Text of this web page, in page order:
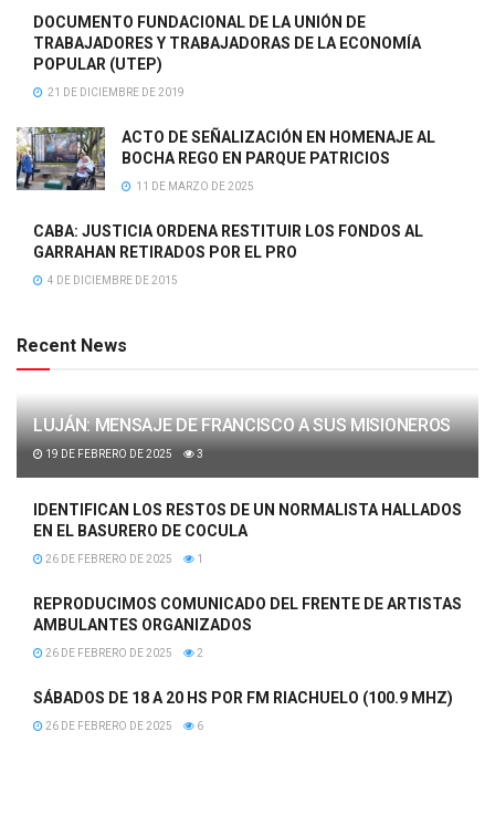
DOCUMENTO FUNDACIONAL DE LA UNIÓN DE
TRABAJADORES Y TRABAJADORAS DE LA ECONOMÍA
POPULAR (UTEP)
21 DE DICIEMBRE DE 2019
ACTO DE SEÑALIZACIÓN EN HOMENAJE AL
BOCHA REGO EN PARQUE PATRICIOS
11 DE MARZO DE 2025
CABA: JUSTICIA ORDENA RESTITUIR LOS FONDOS AL
GARRAHAN RETIRADOS POR EL PRO
4 DE DICIEMBRE DE 2015
Recent News
LUJÁN: MENSAJE DE FRANCISCO A SUS MISIONEROS
19 DE FEBRERO DE 2025 3
IDENTIFICAN LOS RESTOS DE UN NORMALISTA HALLADOS
EN EL BASURERO DE COCULA
26 DE FEBRERO DE 2025 1
REPRODUCIMOS COMUNICADO DEL FRENTE DE ARTISTAS
AMBULANTES ORGANIZADOS
26 DE FEBRERO DE 2025 2
SÁBADOS DE 18 A 20 HS POR FM RIACHUELO (100.9 MHZ)
26 DE FEBRERO DE 2025 6